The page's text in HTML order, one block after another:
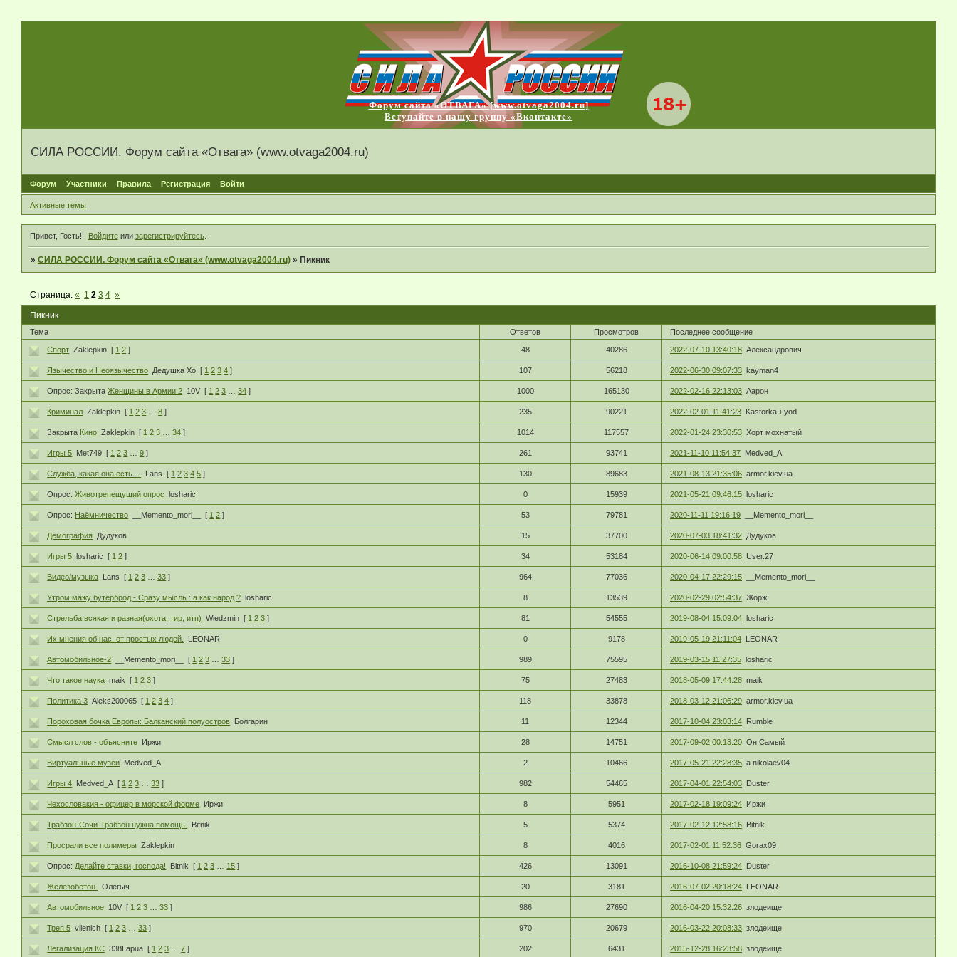
Форум сайта «ОТВАГА» [www.otvaga2004.ru]
Вступайте в нашу группу «Вконтакте»
СИЛА РОССИИ. Форум сайта «Отвага» (www.otvaga2004.ru)
Форум Участники Правила Регистрация Войти
Активные темы
Привет, Гость! Войдитеили зарегистрируйтесь.
»СИЛА РОССИИ. Форум сайта «Отвага» (www.otvaga2004.ru) » Пикник
Пикник
Страница:« 1 2 3 4 »
Тема Ответов Просмотров Последнее сообщение
Спорт Zaklepkin [ 1 2 ] 48 40286 2022-07-10 13:40:18 Александрович
Язычество и Неоязычество Дедушка Хо [ 1 2 3 4 ] 107 56218 2022-06-30 09:07:33 kayman4
Опрос: ЗакрытаЖенщины в Армии 2 10V [ 1 2 3 34 ] 1000 165130 2022-02-16 22:13:03 Аарон
Криминал Zaklepkin [ 1 2 3 8 ] 235 90221 2022-02-01 11:41:23 Kastorka-i-yod
Закрыта Кино Zaklepkin [ 1 2 3 34 ] 1014 117557 2022-01-24 23:30:53 Хорт мохнатый
Игры 5 Met749 [ 1 2 3 9 ] 261 93741 2021-11-10 11:54:37 Medved_A
Служба, какая она есть.... Lans [ 1 2 3 4 5 ] 130 89683 2021-08-13 21:35:06 armor.kiev.ua
Опрос: Животрепещущий опрос losharic 0 15939 2021-05-21 09:46:15 losharic
Опрос: Наёмничество __Memento_mori__ [ 1 2 ] 53 79781 2020-11-11 19:16:19 __Memento_mori__
Демография Дудуков 15 37700 2020-07-03 18:41:32 Дудуков
Игры 5 losharic [ 1 2 ] 34 53184 2020-06-14 09:00:58 User.27
Видео/музыка Lans [ 1 2 3 33 ] 964 77036 2020-04-17 22:29:15 __Memento_mori__
Утром мажу бутерброд - Сразу мысль : а как народ ? losharic 8 13539 2020-02-29 02:54:37 Жорж
Стрельба всякая и разная(охота, тир, итп) Wiedzmin [ 1 2 3 ] 81 54555 2019-08-04 15:09:04 losharic
Их мнения об нас. от простых людей. LEONAR 0 9178 2019-05-19 21:11:04 LEONAR
Автомобильное-2 __Memento_mori__ [ 1 2 3 33 ] 989 75595 2019-03-15 11:27:35 losharic
Что такое наука maik [ 1 2 3 ] 75 27483 2018-05-09 17:44:28 maik
Политика 3 Aleks200065 [ 1 2 3 4 ] 118 33878 2018-03-12 21:06:29 armor.kiev.ua
Пороховая бочка Европы: Балканский полуостров Болгарин 11 12344 2017-10-04 23:03:14 Rumble
Смысл слов - объясните Иржи 28 14751 2017-09-02 00:13:20 Он Самый
Виртуальные музеи Medved_A 2 10466 2017-05-21 22:28:35 a.nikolaev04
Игры 4 Medved_A [ 1 2 3 33 ] 982 54465 2017-04-01 22:54:03 Duster
Чехословакия - офицер в морской форме Иржи 8 5951 2017-02-18 19:09:24 Иржи
Трабзон-Сочи-Трабзон нужна помощь. Bitnik 5 5374 2017-02-12 12:58:16 Bitnik
Просрали все полимеры Zaklepkin 8 4016 2017-02-01 11:52:36 Gorax09
Опрос: Делайте ставки, господа! Bitnik [ 1 2 3 15 ] 426 13091 2016-10-08 21:59:24 Duster
Железобетон. Олегыч 20 3181 2016-07-02 20:18:24 LEONAR
Автомобильное 10V [ 1 2 3 33 ] 986 27690 2016-04-20 15:32:26 злодеище
Треп 5 vilenich [ 1 2 3 33 ] 970 20679 2016-03-22 20:08:33 злодеище
Легализация КС 338Lapua [ 1 2 3 7 ] 202 6431 2015-12-28 16:23:58 злодеище